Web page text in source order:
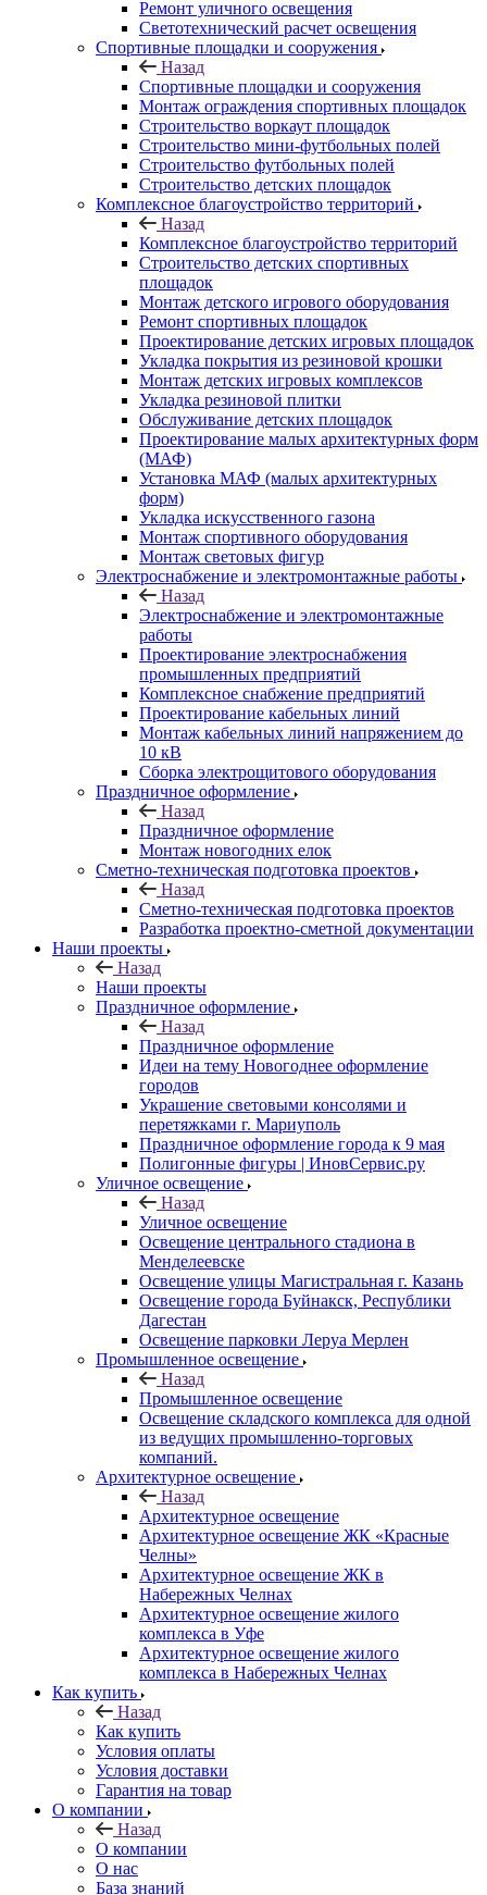
Ремонт уличного освещения
Светотехнический расчет освещения
Спортивные площадки и сооружения
Назад
Спортивные площадки и сооружения
Монтаж ограждения спортивных площадок
Строительство воркаут площадок
Строительство мини-футбольных полей
Строительство футбольных полей
Строительство детских площадок
Комплексное благоустройство территорий
Назад
Комплексное благоустройство территорий
Строительство детских спортивных
площадок
Монтаж детского игрового оборудования
Ремонт спортивных площадок
Проектирование детских игровых площадок
Укладка покрытия из резиновой крошки
Монтаж детских игровых комплексов
Укладка резиновой плитки
Обслуживание детских площадок
Проектирование малых архитектурных форм
(МАФ)
Установка МАФ (малых архитектурных
форм)
Укладка искусственного газона
Монтаж спортивного оборудования
Монтаж световых фигур
Электроснабжение и электромонтажные работы
Назад
Электроснабжение и электромонтажные
работы
Проектирование электроснабжения
промышленных предприятий
Комплексное снабжение предприятий
Проектирование кабельных линий
Монтаж кабельных линий напряжением до
10 кВ
Сборка электрощитового оборудования
Праздничное оформление
Назад
Праздничное оформление
Монтаж новогодних елок
Сметно-техническая подготовка проектов
Назад
Сметно-техническая подготовка проектов
Разработка проектно-сметной документации
Наши проекты
Назад
Наши проекты
Праздничное оформление
Назад
Праздничное оформление
Идеи на тему Новогоднее оформление
городов
Украшение световыми консолями и
перетяжками г. Мариуполь
Праздничное оформление города к 9 мая
Полигонные фигуры | ИновСервис.ру
Уличное освещение
Назад
Уличное освещение
Освещение центрального стадиона в
Менделеевске
Освещение улицы Магистральная г. Казань
Освещение города Буйнакск, Республики
Дагестан
Освещение парковки Леруа Мерлен
Промышленное освещение
Назад
Промышленное освещение
Освещение складского комплекса для одной
из ведущих промышленно-торговых
компаний.
Архитектурное освещение
Назад
Архитектурное освещение
Архитектурное освещение ЖК «Красные
Челны»
Архитектурное освещение ЖК в
Набережных Челнах
Архитектурное освещение жилого
комплекса в Уфе
Архитектурное освещение жилого
комплекса в Набережных Челнах
Как купить
Назад
Как купить
Условия оплаты
Условия доставки
Гарантия на товар
О компании
Назад
О компании
О нас
База знаний